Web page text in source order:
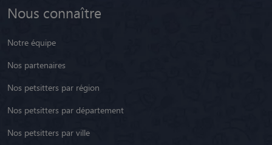
Nous connaître
Notre équipe
Nos partenaires
Nos petsitters par région
Nos petsitters par département
Nos petsitters par ville